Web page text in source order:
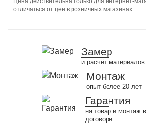
отличаться от цен в розничных магазинах.
Замер
и расчёт материалов
Монтаж
опыт более 20 лет
Гарантия
на товар и монтаж
договоре